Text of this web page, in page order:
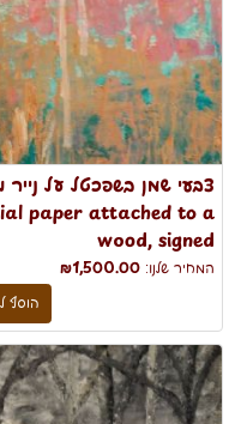
paper attached to a
wood, signed
המחיר שלנו: ₪1,500.00
הוסף